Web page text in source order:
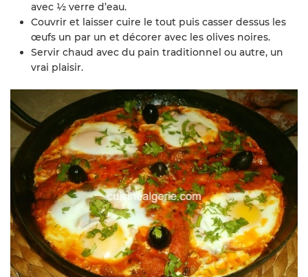
avec ½ verre d’eau.
Couvrir et laisser cuire le tout puis casser dessus les
œufs un par un et décorer avec les olives noires.
Servir chaud avec du pain traditionnel ou autre, un
vrai plaisir.